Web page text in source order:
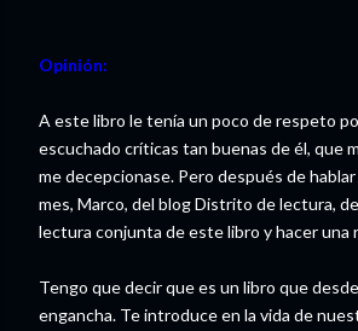
Opinión:
A este libro le tenía un poco de respeto
escuchado críticas tan buenas de él, que
me decepcionase. Pero después de
mes, Marco, del blog Distrito de lectura,
lectura conjunta de este libro y hacer una
Tengo que decir que es un libro que
engancha. Te introduce en la vida de